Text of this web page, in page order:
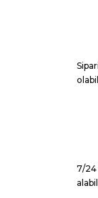
7/24